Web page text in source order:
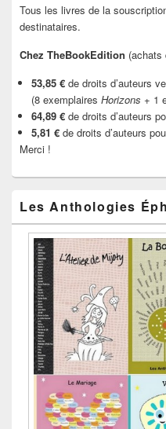
Tous les livres de la
destinataires.
Chez TheBookEdition (achats
53,85 € de droits d’auteurs
(8 exemplaires Horizons + 1
64,89 € de droits d’auteurs
5,81 € de droits d’auteurs
Merci !
Les Anthologies